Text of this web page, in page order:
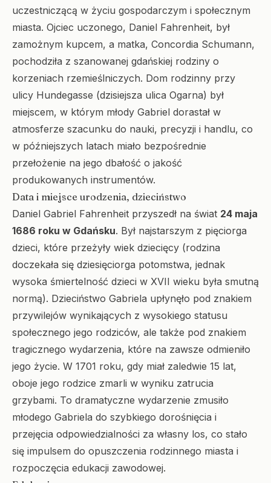
uczestniczącą w życiu gospodarczym i społecznym
miasta. Ojciec uczonego, Daniel Fahrenheit, był
zamożnym kupcem, a matka, Concordia Schumann,
pochodziła z szanowanej gdańskiej rodziny o
korzeniach rzemieślniczych. Dom rodzinny przy
ulicy Hundegasse (dzisiejsza ulica Ogarna) był
miejscem, w którym młody Gabriel dorastał w
atmosferze szacunku do nauki, precyzji i handlu, co
w późniejszych latach miało bezpośrednie
przełożenie na jego dbałość o jakość
produkowanych instrumentów.
Data i miejsce urodzenia, dzieciństwo
Daniel Gabriel Fahrenheit przyszedł na świat 24 maja
1686 roku w Gdańsku. Był najstarszym z pięciorga
dzieci, które przeżyły wiek dziecięcy (rodzina
doczekała się dziesięciorga potomstwa, jednak
wysoka śmiertelność dzieci w XVII wieku była smutną
normą). Dzieciństwo Gabriela upłynęło pod znakiem
przywilejów wynikających z wysokiego statusu
społecznego jego rodziców, ale także pod znakiem
tragicznego wydarzenia, które na zawsze odmieniło
jego życie. W 1701 roku, gdy miał zaledwie 15 lat,
oboje jego rodzice zmarli w wyniku zatrucia
grzybami. To dramatyczne wydarzenie zmusiło
młodego Gabriela do szybkiego dorośnięcia i
przejęcia odpowiedzialności za własny los, co stało
się impulsem do opuszczenia rodzinnego miasta i
rozpoczęcia edukacji zawodowej.